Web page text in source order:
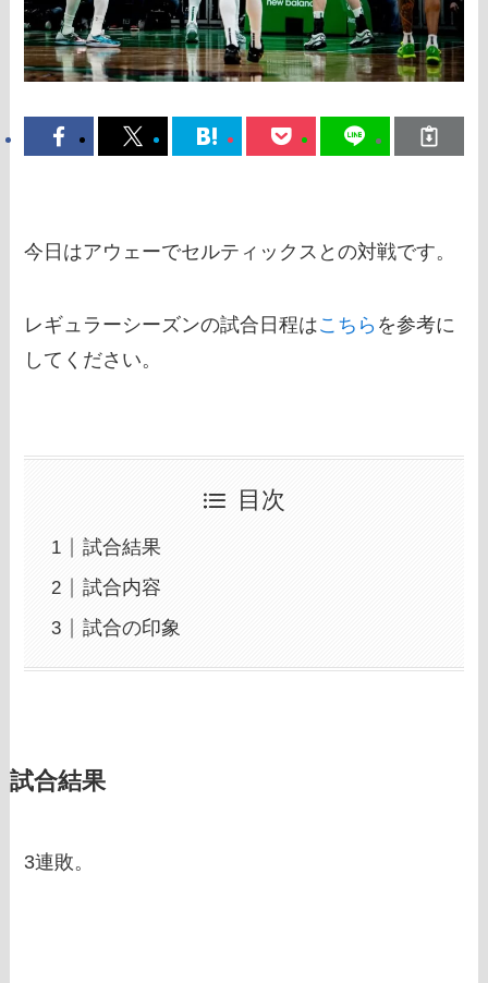
今日はアウェーでセルティックスとの対戦です。
レギュラーシーズンの試合日程はこちら を参考に
してください。
目次
試合結果
試合内容
試合の印象
試合結果
3連敗。